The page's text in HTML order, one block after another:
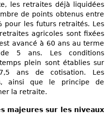
les retraites déjà liquidées
de points obtenus entre
pour les futurs retraités. Les
agricoles sont fixées
avancé à 60 ans au terme
5 ans. Les conditions
plein sont établies sur
ans de cotisation. Les
ainsi que le principe de
la retraite.
majeures sur les niveaux